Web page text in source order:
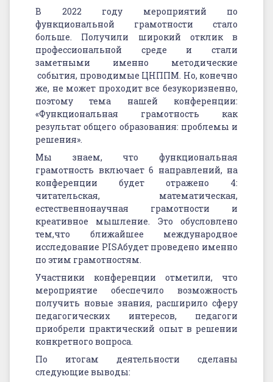
В 2022 году мероприятий по
функциональной грамотности стало
больше. Получили широкий отклик в
профессиональной среде и стали
заметными именно методические
события, проводимые ЦНППМ. Но, конечно
же, не может проходит все безукоризненно,
поэтому тема нашей конференции:
«Функциональная грамотность как
результат общего образования: проблемы и
решения».
Мы знаем, что функциональная
грамотность включает 6 направлений, на
конференции будет отражено 4:
читательская, математическая,
естественнонаучная грамотности и
креативное мышление. Это обусловлено
тем,что ближайшее международное
исследование PISAбудет проведено именно
по этим грамотностям.
Участники конференции отметили, что
мероприятие обеспечило возможность
получить новые знания, расширило сферу
педагогических интересов, педагоги
приобрели практический опыт в решении
конкретного вопроса.
По итогам деятельности сделаны
следующие выводы: